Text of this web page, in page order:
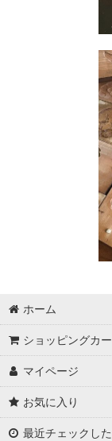
ホーム
ショッピングカ
マイページ
お気に入り
最近チェックし